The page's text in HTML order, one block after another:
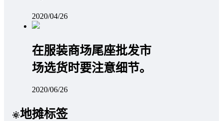
2020/04/26
在服装商场尾座批发市
场选货时要注意细节。
2020/06/26
地摊标签